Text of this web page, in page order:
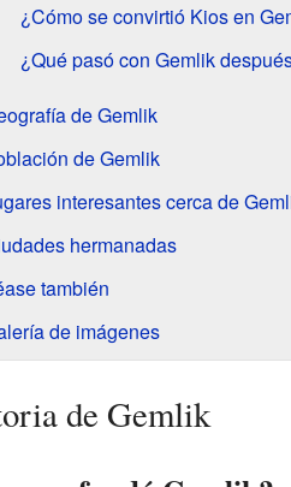
¿Cómo se convirtió Kios en
¿Qué pasó con Gemlik
de Gemlik
de Gemlik
interesantes cerca de
hermanadas
también
de imágenes
de Gemlik